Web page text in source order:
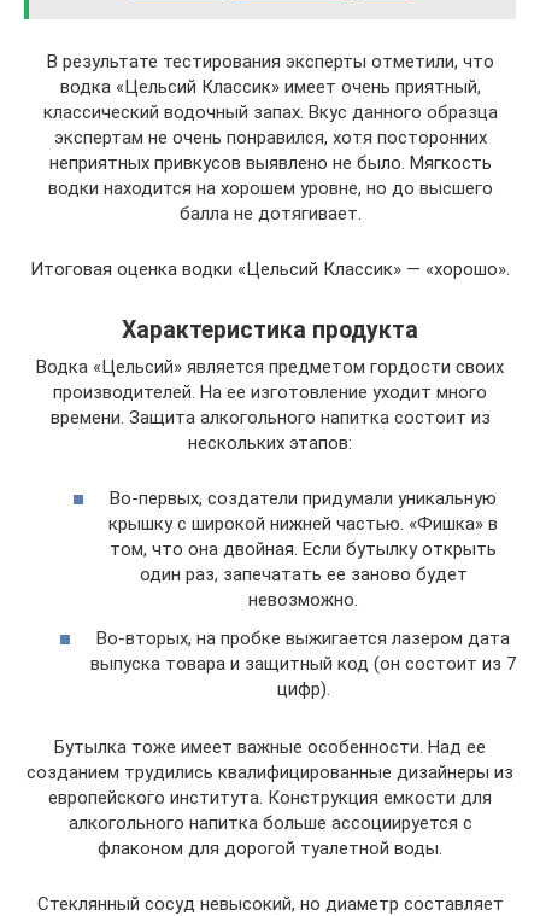
В результате тестирования эксперты отметили, что
водка «Цельсий Классик» имеет очень приятный,
классический водочный запах. Вкус данного образца
экспертам не очень понравился, хотя посторонних
неприятных привкусов выявлено не было. Мягкость
водки находится на хорошем уровне, но до высшего
балла не дотягивает.
Итоговая оценка водки «Цельсий Классик» — «хорошо».
Характеристика продукта
Водка «Цельсий» является предметом гордости своих
производителей. На ее изготовление уходит много
времени. Защита алкогольного напитка состоит из
нескольких этапов:
Во-первых, создатели придумали уникальную
крышку с широкой нижней частью. «Фишка» в
том, что она двойная. Если бутылку открыть
один раз, запечатать ее заново будет
невозможно.
Во-вторых, на пробке выжигается лазером дата
выпуска товара и защитный код (он состоит из 7
цифр).
Бутылка тоже имеет важные особенности. Над ее
созданием трудились квалифицированные дизайнеры из
европейского института. Конструкция емкости для
алкогольного напитка больше ассоциируется с
флаконом для дорогой туалетной воды.
Стеклянный сосуд невысокий, но диаметр составляет